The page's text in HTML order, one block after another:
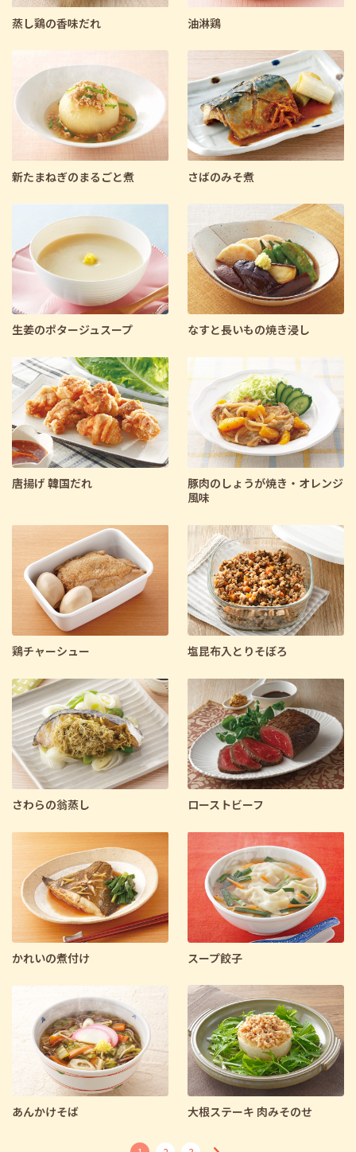
蒸し鶏の香味だれ 油淋鶏
新たまねぎのまるごと煮 さばのみそ煮
生姜のポタージュスープ なすと長いもの焼き浸し
唐揚げ 韓国だれ
豚肉のしょうが焼き・オレンジ
風味
鶏チャーシュー 塩昆布入とりそぼろ
さわらの翁蒸し ローストビーフ
かれいの煮付け スープ餃子
あんかけそば 大根ステーキ 肉みそのせ